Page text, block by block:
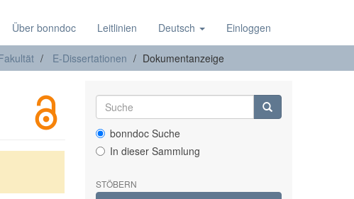
Über bonndoc Leitlinien Deutsch Einloggen
E-Dissertationen Dokumentanzeige
bonndoc Suche
In dieser Sammlung
STÖBERN